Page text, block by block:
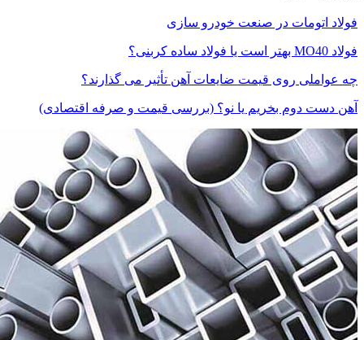
فولاد اتومات در صنعت خودرو سازی
فولاد MO40 بهتر است یا فولاد ساده کربنی؟
چه عواملی روی قیمت ضایعات آهن تأثیر می گذارند؟
آهن دست دوم بخریم یا نو؟ (بررسی قیمت و صرفه اقتصادی)